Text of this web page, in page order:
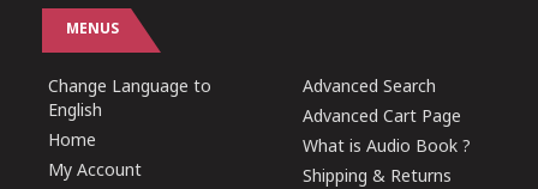
MENUS
Change Language to
English
Home
My Account
Advanced Search
Advanced Cart Page
What is Audio Book ?
Shipping & Returns